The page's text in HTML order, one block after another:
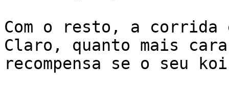
Com o resto, a corrida
Claro, quanto mais